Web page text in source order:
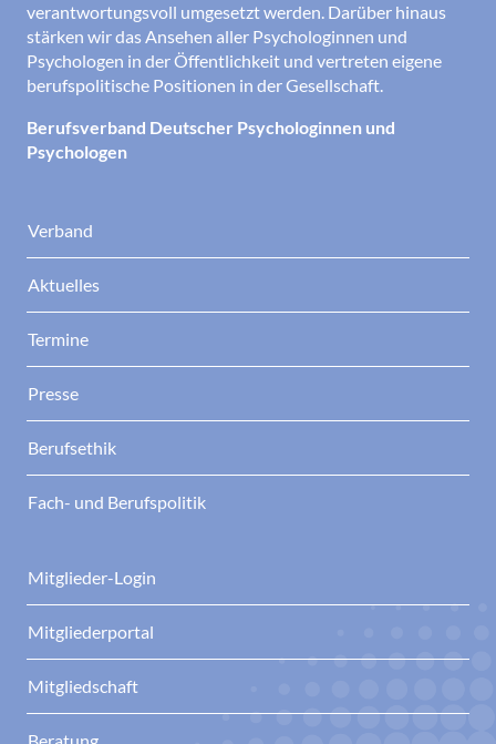
verantwortungsvoll umgesetzt werden. Darüber hinaus
stärken wir das Ansehen aller Psychologinnen und
Psychologen in der Öffentlichkeit und vertreten eigene
berufspolitische Positionen in der Gesellschaft.
Berufsverband Deutscher Psychologinnen und
Psychologen
Verband
Aktuelles
Termine
Presse
Berufsethik
Fach- und Berufspolitik
Mitglieder-Login
Mitgliederportal
Mitgliedschaft